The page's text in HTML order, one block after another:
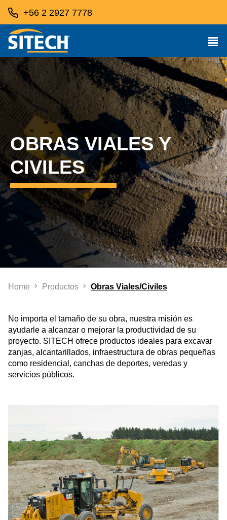
+56 2 2927 7778
OBRAS VIALES Y
CIVILES
Home Productos Obras Viales/Civiles
No importa el tamaño de su obra, nuestra misión es
ayudarle a alcanzar o mejorar la productividad de su
proyecto. SITECH ofrece productos ideales para excavar
zanjas, alcantarillados, infraestructura de obras pequeñas
como residencial, canchas de deportes, veredas y
servicios públicos.